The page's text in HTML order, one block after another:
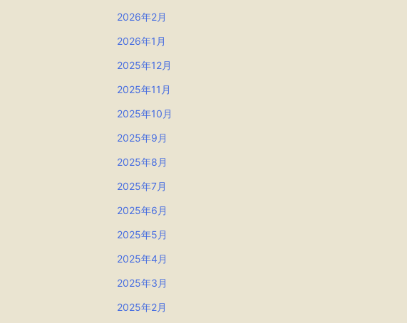
2026年2月
2026年1月
2025年12月
2025年11月
2025年10月
2025年9月
2025年8月
2025年7月
2025年6月
2025年5月
2025年4月
2025年3月
2025年2月